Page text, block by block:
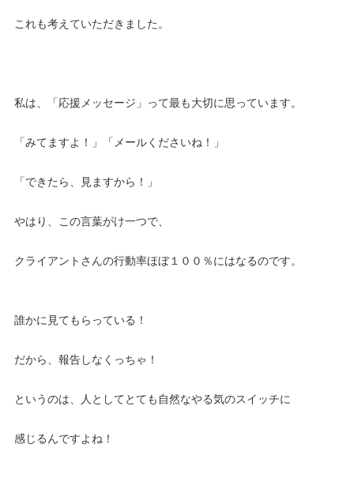
これも考えていただきました。
私は、「応援メッセージ」って最も大切に思っています。
「みてますよ！」「メールくださいね！」
「できたら、見ますから！」
やはり、この言葉がけ一つで、
クライアントさんの行動率ほぼ１００％にはなるのです。
誰かに見てもらっている！
だから、報告しなくっちゃ！
というのは、人としてとても自然なやる気のスイッチに
感じるんですよね！